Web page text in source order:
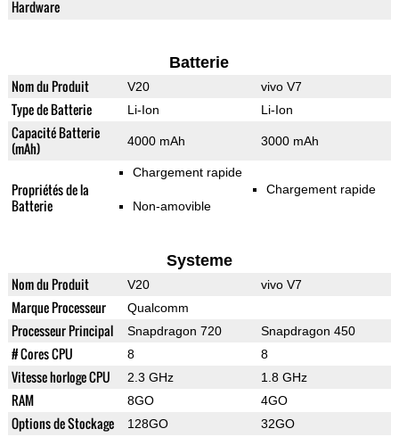
Hardware
Batterie
Nom du Produit V20 vivo V7
Type de Batterie Li-Ion Li-Ion
Capacité Batterie
(mAh)
4000 mAh 3000 mAh
Propriétés de la
Batterie
Chargement rapide
Non-amovible
Chargement rapide
Systeme
Nom du Produit V20 vivo V7
Marque Processeur Qualcomm
Processeur Principal Snapdragon 720 Snapdragon 450
# Cores CPU 8 8
Vitesse horloge CPU 2.3 GHz 1.8 GHz
RAM 8GO 4GO
Options de Stockage 128GO 32GO